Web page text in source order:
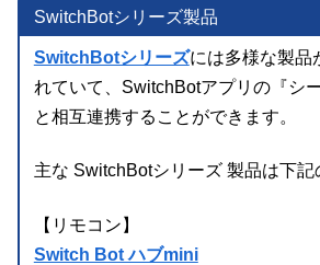
SwitchBotシリーズ製品
SwitchBotシリーズには多様な製品
れていて、SwitchBotアプリの『シ
と相互連携することができます。
主な SwitchBotシリーズ 製品は下記
【リモコン】
Switch Bot ハブmini